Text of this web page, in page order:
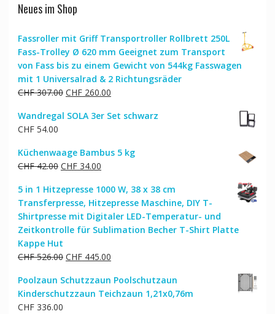
Neues im Shop
Fassroller mit Griff Transportroller Rollbrett 250L
Fass-Trolley Ø 620 mm Geeignet zum Transport
von Fass bis zu einem Gewicht von 544kg Fasswagen
mit 1 Universalrad & 2 Richtungsräder
CHF307.00 Ursprünglicher
war:
CHF260.00Aktueller
ist:
Wandregal SOLA 3er Set schwarz
CHF54.00
Küchenwaage Bambus 5 kg
CHF42.00 Ursprünglicher
war:
CHF 42.00
CHF34.00Aktueller
ist:
CHF 34.00.
5 in 1 Hitzepresse 1000 W, 38 x 38 cm
Transferpresse, Hitzepresse Maschine, DIY T-
Shirtpresse mit Digitaler LED-Temperatur- und
Zeitkontrolle für Sublimation Becher T-Shirt Platte
Kappe Hut
CHF526.00 Ursprünglicher
war:
CHF 526.00
CHF445.00Aktueller
ist:
CHF 445.00.
Poolzaun Schutzzaun Poolschutzaun
Kinderschutzzaun Teichzaun 1,21x0,76m
CHF336.00